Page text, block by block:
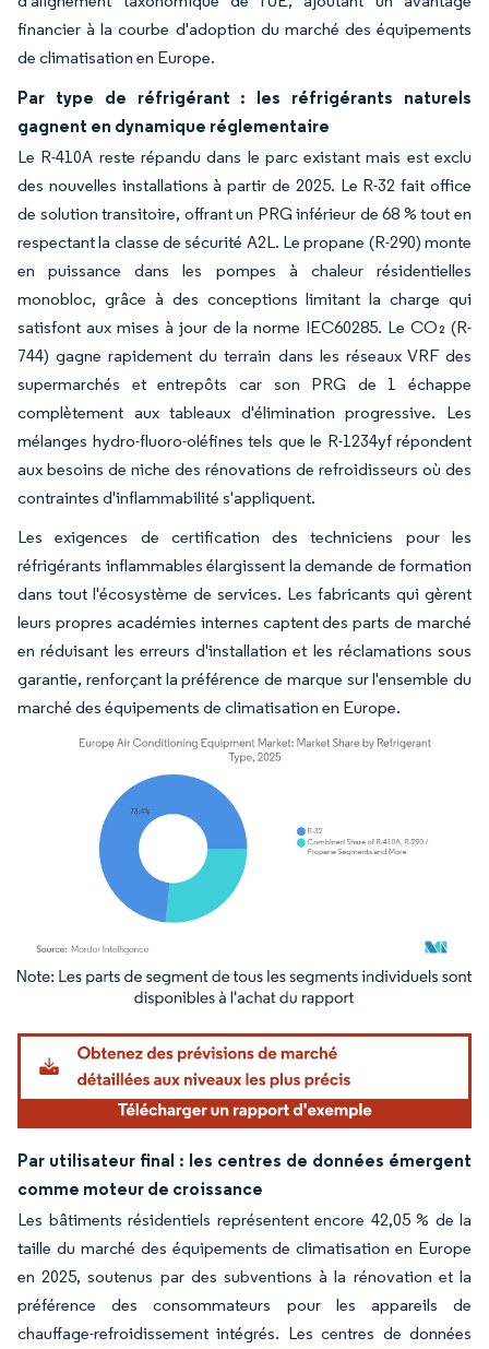
financier à la courbe d'adoption du marché des équipements
de climatisation en Europe.
Par type de réfrigérant : les réfrigérants naturels
gagnent en dynamique réglementaire
Le R-410A reste répandu dans le parc existant mais est exclu
des nouvelles installations à partir de 2025. Le R-32 fait office
de solution transitoire, offrant un PRG inférieur de 68 % tout en
respectant la classe de sécurité A2L. Le propane (R-290) monte
en puissance dans les pompes à chaleur résidentielles
monobloc, grâce à des conceptions limitant la charge qui
satisfont aux mises à jour de la norme IEC60285. Le CO₂ (R-
744) gagne rapidement du terrain dans les réseaux VRF des
supermarchés et entrepôts car son PRG de 1 échappe
complètement aux tableaux d'élimination progressive. Les
mélanges hydro-fluoro-oléfines tels que le R-1234yf répondent
aux besoins de niche des rénovations de refroidisseurs où des
contraintes d'inflammabilité s'appliquent.
Les exigences de certification des techniciens pour les
réfrigérants inflammables élargissent la demande de formation
dans tout l'écosystème de services. Les fabricants qui gèrent
leurs propres académies internes captent des parts de marché
en réduisant les erreurs d'installation et les réclamations sous
garantie, renforçant la préférence de marque sur l'ensemble du
marché des équipements de climatisation en Europe.
Image © Mordor Intelligence. La réutilisation nécessite une attribution sous CC BY
Par utilisateur final : les centres de données émergent
comme moteur de croissance
Les bâtiments résidentiels représentent encore 42,05 % de la
taille du marché des équipements de climatisation en Europe
en 2025, soutenus par des subventions à la rénovation et la
préférence des consommateurs pour les appareils de
chauffage-refroidissement intégrés. Les centres de données